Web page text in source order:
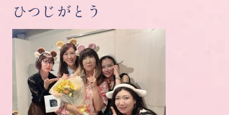
ひつじがとう